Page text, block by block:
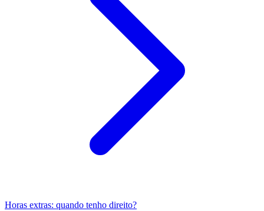
Horas extras: quando tenho direito?